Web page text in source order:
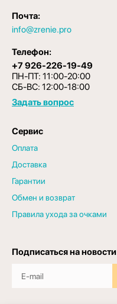
Почта:
info@zrenie.pro
Телефон:
+7 926-226-19-49
ПН-ПТ: 11:00-20:00
СБ-ВС: 12:00-18:00
Задать вопрос
Сервис
Оплата
Доставка
Гарантии
Обмен и возврат
Правила ухода за очками
Подписаться на новости